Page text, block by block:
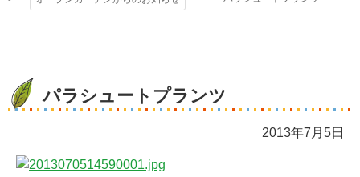
パラシュートプランツ
2013年7月5日